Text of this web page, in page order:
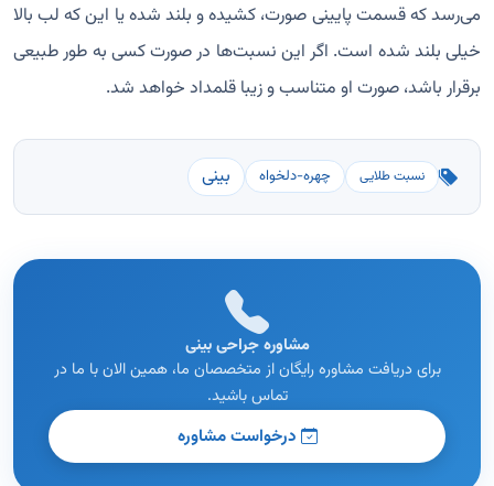
می‌رسد که قسمت پایینی صورت، کشیده و بلند شده یا این که لب بالا
خیلی بلند شده است. اگر این نسبت‌ها در صورت کسی به طور طبیعی
برقرار باشد، صورت او متناسب و زیبا قلمداد خواهد شد.
نسبت طلایی چهره-دلخواه بینی
مشاوره جراحی بینی
برای دریافت مشاوره رایگان از متخصصان ما، همین الان با ما در
تماس باشید.
درخواست مشاوره